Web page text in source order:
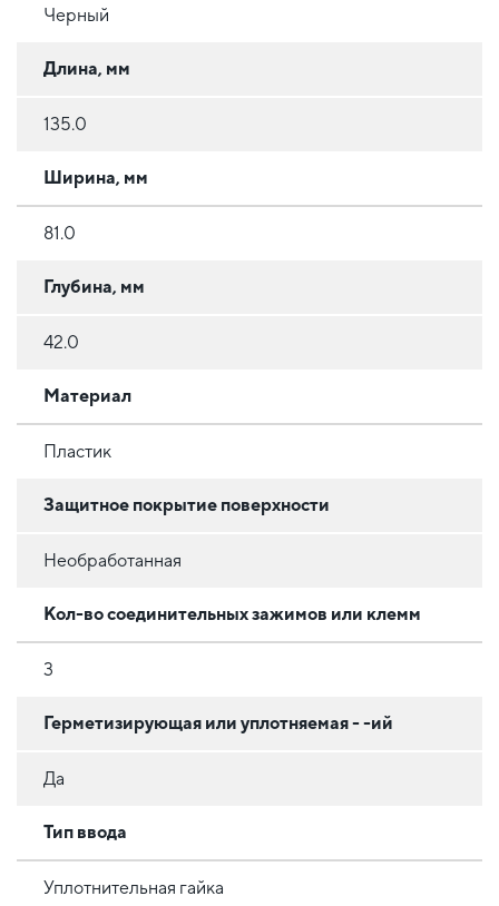
Черный
Длина, мм
135.0
Ширина, мм
81.0
Глубина, мм
42.0
Материал
Пластик
Защитное покрытие поверхности
Необработанная
Кол-во соединительных зажимов или клемм
3
Герметизирующая или уплотняемая - -ий
Да
Тип ввода
Уплотнительная гайка